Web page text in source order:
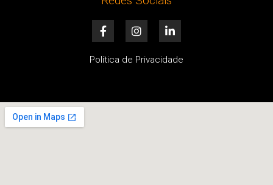
F
a
e
k
I
n
t
a
i
k
n
Política de Privacidade